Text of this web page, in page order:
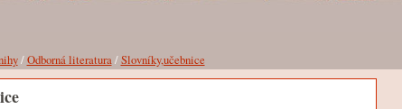
/Odborná literatura/Slovníky,učebnice